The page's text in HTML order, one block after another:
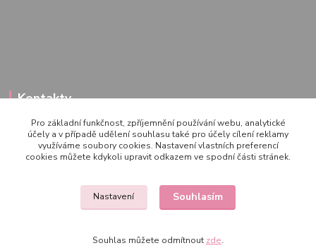
Kontakty
722 000 724
zemepanenek@gmail.com
Pro základní funkčnost, zpříjemnění používání webu, analytické
účely a v případě udělení souhlasu také pro účely cílení reklamy
využíváme soubory cookies. Nastavení vlastních preferencí
cookies můžete kdykoli upravit odkazem ve spodní části stránek.
Nastavení Souhlasím
Souhlas můžete odmítnout zde.